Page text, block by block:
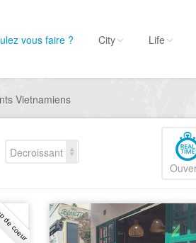
vous faire ? City Life
Vietnamiens
Decroissant
coeur